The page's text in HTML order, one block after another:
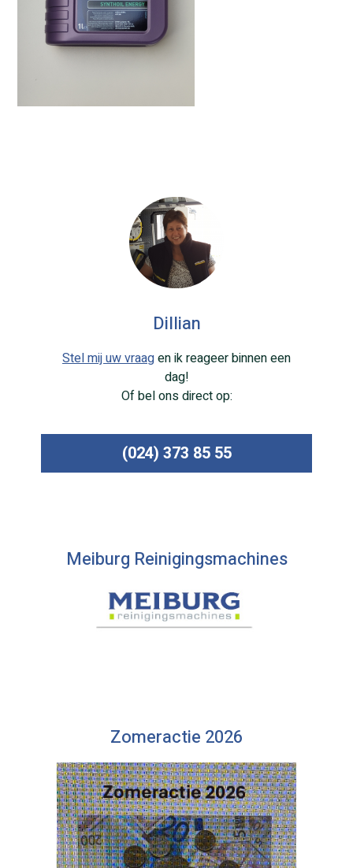
Dillian
Stel mij uw vraagen ik reageer binnen een
dag!
Of bel ons direct op:
(024) 373 85 55
Meiburg Reinigingsmachines
Zomeractie 2026